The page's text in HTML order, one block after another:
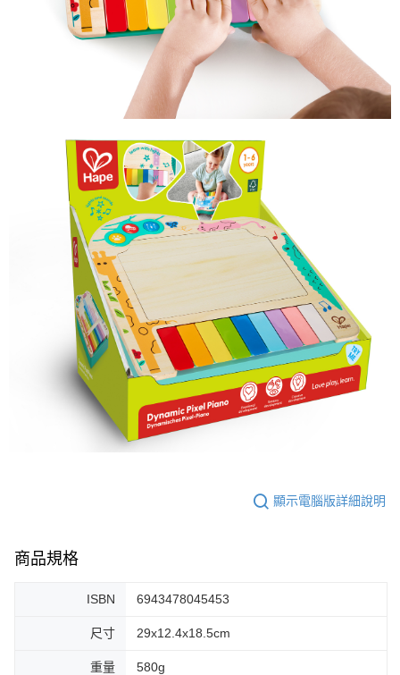
顯示電腦版詳細說明
商品規格
ISBN 6943478045453
尺寸 29x12.4x18.5cm
重量 580g